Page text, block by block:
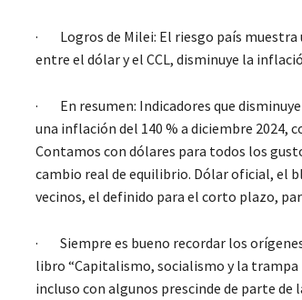
· Logros de Milei: El riesgo país muestra
entre el dólar y el CCL, disminuye la
· En resumen: Indicadores que
una inflación del 140 % a diciembre 2024,
Contamos con dólares para todos los
cambio real de equilibrio. Dólar oficial, el
vecinos, el definido para el corto plazo,
· Siempre es bueno recordar los
libro “Capitalismo, socialismo y la trampa
incluso con algunos prescinde de parte